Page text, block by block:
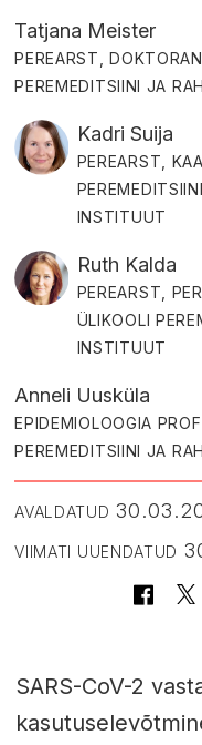
Tatjana Meister
PEREARST,
PEREMEDITSIINI JA
Kadri Suija
PEREARST,
INSTITUUT
Ruth Kalda
PEREARST,
ÜLIKOOLI
INSTITUUT
Anneli Uusküla
EPIDEMIOLOOGIA
PEREMEDITSIINI JA
AVALDATUD
VIIMATI UUENDATUD
SARS-CoV-2